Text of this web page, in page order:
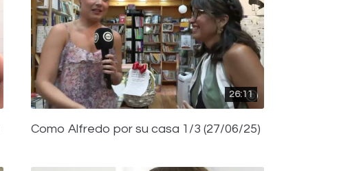
26:11
Como Alfredo por su casa 1/3 (27/06/25)